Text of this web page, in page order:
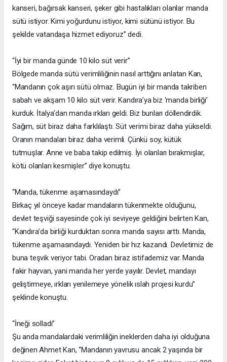
kanseri, bağırsak kanseri, şeker gibi hastalıkları olanlar manda
sütü istiyor. Kimi yoğurdunu istiyor, kimi sütünü istiyor. Bu
şekilde vatandaşa hizmet ediyoruz” dedi.
“İyi bir manda günde 10 kilo süt verir”
Bölgede manda sütü verimliliğinin nasıl arttığını anlatan Kan,
“Mandanın çok aşırı sütü olmaz. Bugün iyi bir manda takriben
sabah ve akşam 10 kilo süt verir. Kandıra’ya biz ‘manda birliği’
kurduk. İtalya’dan manda ırkları geldi. Biz bunları döllendirdik.
Sağım, süt biraz daha farklılaştı. Süt verimi biraz daha yükseldi.
Oranın mandaları biraz daha verimli. Çünkü soy, kütük
tutmuşlar. Anne ve baba takip edilmiş. İyi olanları bırakmışlar,
kötü olanları kesmişler” diye konuştu.
“Manda, tükenme aşamasındaydı”
Birkaç yıl önceye kadar mandaların tükenmekte olduğunu,
devlet teşviği sayesinde çok iyi seviyeye geldiğini belirten Kan,
“Kandıra’da birliği kurduktan sonra manda sayısı arttı. Manda,
tükenme aşamasındaydı. Yeniden bir hız kazandı. Devletimiz de
buna teşvik veriyor tabi. Oradan biraz istifademiz var. Manda
fakir hayvan, yani manda her yerde yayılır. Devlet, mandayı
geliştirmeye, ırkları yenilemeye yönelik ıslah projesi kurdu”
şeklinde konuştu.
“İneği solladı”
Şu anda mandalardaki verimliliğin ineklerden daha iyi olduğuna
değinen Ahmet Kan, “Mandanın yavrusu ancak 2 yaşında bir